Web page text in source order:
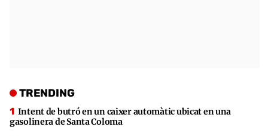
TRENDING
Intent de butró en un caixer automàtic ubicat en una
gasolinera de Santa Coloma